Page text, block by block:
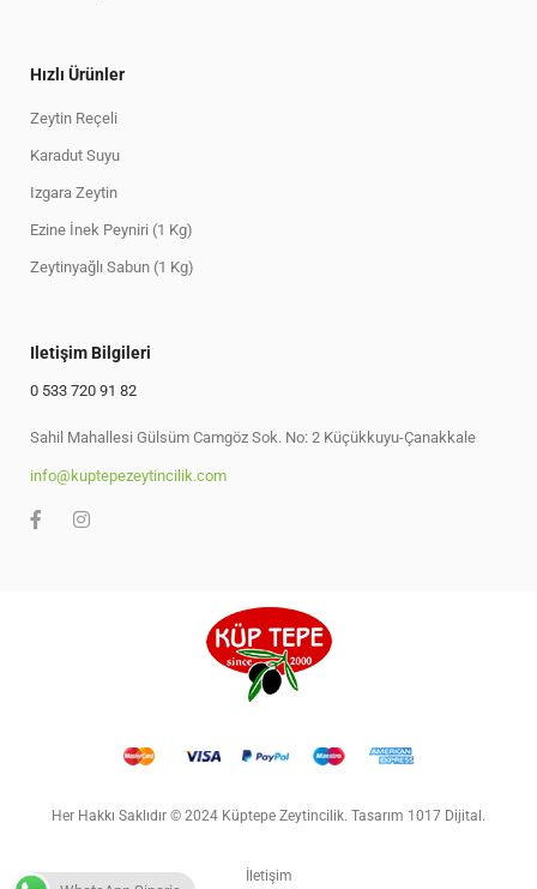
Hızlı Ürünler
Zeytin Reçeli
Karadut Suyu
Izgara Zeytin
Ezine İnek Peyniri (1 Kg)
Zeytinyağlı Sabun (1 Kg)
Iletişim Bilgileri
0 533 720 91 82
Sahil Mahallesi Gülsüm Camgöz Sok. No: 2 Küçükkuyu-Çanakkale
info@kuptepezeytincilik.com
Her Hakkı Saklıdır © 2024 Küptepe Zeytincilik. Tasarım 1017 Dijital.
İletişim